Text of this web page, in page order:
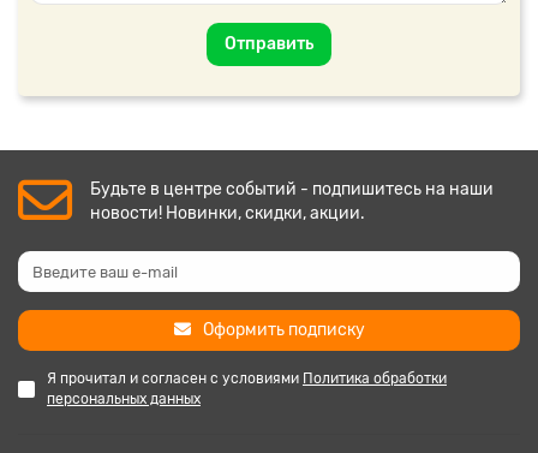
Отправить
Будьте в центре событий - подпишитесь на наши
новости! Новинки, скидки, акции.
Оформить подписку
Я прочитал и согласен с условиями Политика обработки
персональных данных